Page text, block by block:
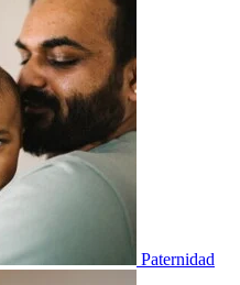
Paternidad